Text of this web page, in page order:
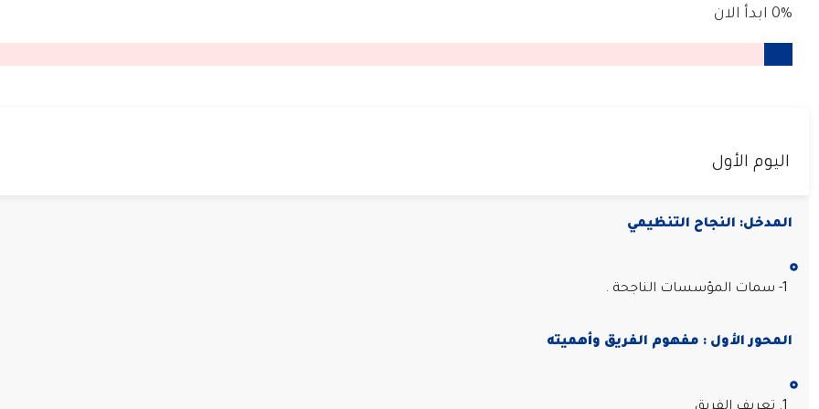
0% ابدأ الان
اليوم الأول
المدخل: النجاح التنظيمي
1- سمات المؤسسات الناجحة .
المحور الأول : مفهوم الفريق وأهميته